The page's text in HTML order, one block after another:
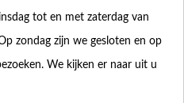
tot en met zaterdag van
zondag zijn we gesloten en op
We kijken er naar uit u